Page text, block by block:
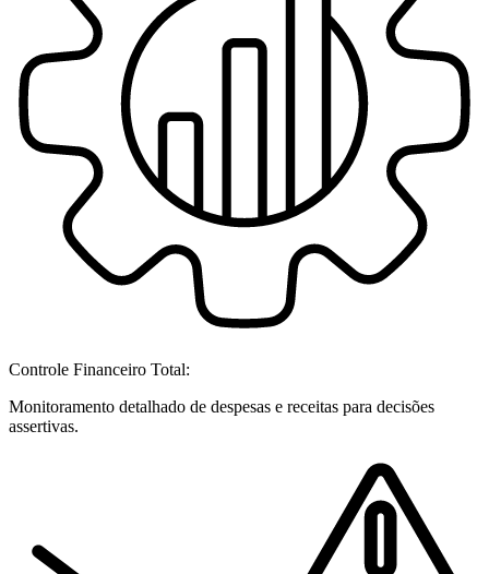
Controle Financeiro Total:
Monitoramento detalhado de despesas e receitas para decisões
assertivas.